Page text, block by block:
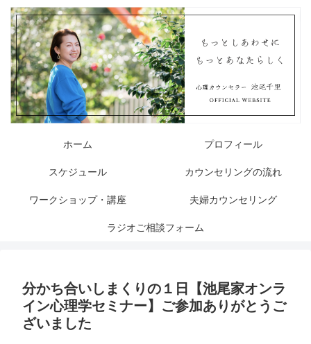
ホーム プロフィール
スケジュール カウンセリングの流れ
ワークショップ・講座 夫婦カウンセリング
ラジオご相談フォーム
分かち合いしまくりの１日【池尾家オンラ
イン心理学セミナー】ご参加ありがとうご
ざいました